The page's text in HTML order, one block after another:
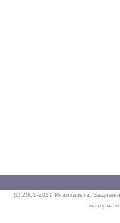
(c) 2001-2021 Иная газета.